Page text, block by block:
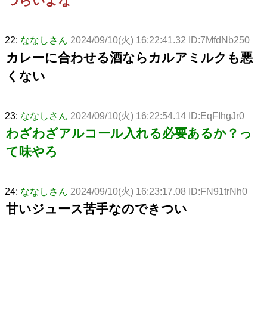
22: ななしさん 2024/09/10(火) 16:22:41.32 ID:7MfdNb250
カレーに合わせる酒ならカルアミルクも悪
くない
23: ななしさん 2024/09/10(火) 16:22:54.14 ID:EqFIhgJr0
わざわざアルコール入れる必要あるか？っ
て味やろ
24: ななしさん 2024/09/10(火) 16:23:17.08 ID:FN91trNh0
甘いジュース苦手なのできつい